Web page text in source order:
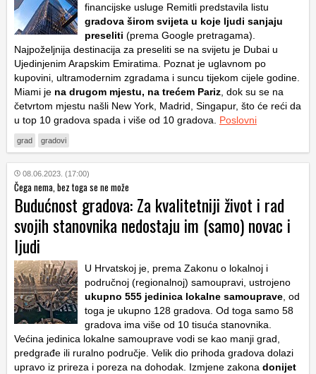
financijske usluge Remitli predstavila listu
gradova širom svijeta u koje ljudi sanjaju
preseliti (prema Google pretragama).
Najpoželjnija destinacija za preseliti se na svijetu je Dubai u
Ujedinjenim Arapskim Emiratima. Poznat je uglavnom po
kupovini, ultramodernim zgradama i suncu tijekom cijele godine.
Miami je na drugom mjestu, na trećem Pariz , dok su se na
četvrtom mjestu našli New York, Madrid, Singapur, što će reći da
u top 10 gradova spada i više od 10 gradova. Poslovni
grad gradovi
08.06.2023. (17:00)
Čega nema, bez toga se ne može
Budućnost gradova: Za kvalitetniji život i rad
svojih stanovnika nedostaju im (samo) novac i
ljudi
U Hrvatskoj je, prema Zakonu o lokalnoj i
područnoj (regionalnoj) samoupravi, ustrojeno
ukupno 555 jedinica lokalne samouprave , od
toga je ukupno 128 gradova. Od toga samo 58
gradova ima više od 10 tisuća stanovnika.
Većina jedinica lokalne samouprave vodi se kao manji grad,
predgrađe ili ruralno područje. Velik dio prihoda gradova dolazi
upravo iz prireza i poreza na dohodak. Izmjene zakona donijet